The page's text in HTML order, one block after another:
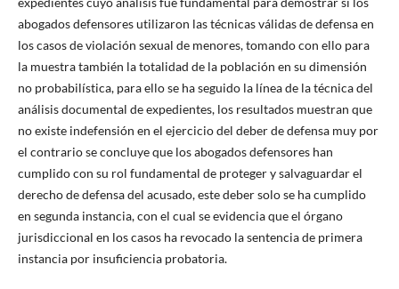
abogados defensores utilizaron las técnicas válidas de defensa en
los casos de violación sexual de menores, tomando con ello para
la muestra también la totalidad de la población en su dimensión
no probabilística, para ello se ha seguido la línea de la técnica del
análisis documental de expedientes, los resultados muestran que
no existe indefensión en el ejercicio del deber de defensa muy por
el contrario se concluye que los abogados defensores han
cumplido con su rol fundamental de proteger y salvaguardar el
derecho de defensa del acusado, este deber solo se ha cumplido
en segunda instancia, con el cual se evidencia que el órgano
jurisdiccional en los casos ha revocado la sentencia de primera
instancia por insuficiencia probatoria.